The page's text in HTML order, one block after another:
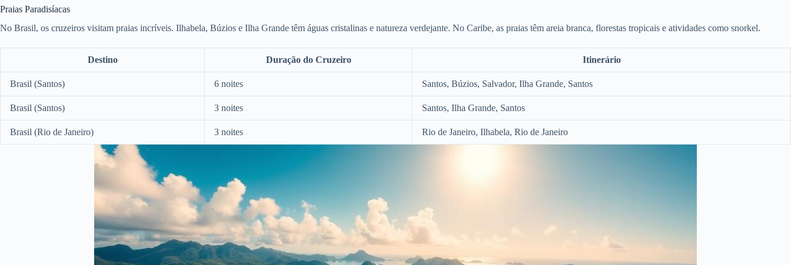
Praias Paradisíacas
No Brasil, os cruzeiros visitam praias incríveis. Ilhabela, Búzios e Ilha Grande têm águas cristalinas e natureza verdejante. No Caribe, as praias têm areia branca, florestas tropicais e atividades como snorkel.
Destino Duração do Cruzeiro Itinerário
Brasil (Santos) 6 noites Santos, Búzios, Salvador, Ilha Grande, Santos
Brasil (Santos) 3 noites Santos, Ilha Grande, Santos
Brasil (Rio de Janeiro) 3 noites Rio de Janeiro, Ilhabela, Rio de Janeiro